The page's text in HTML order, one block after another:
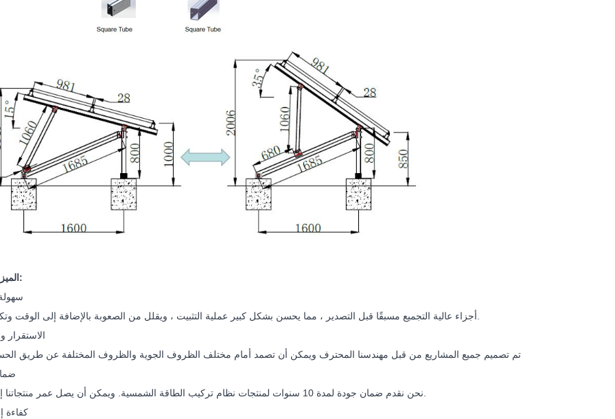
الميزات والمزايا:
●
● الاستقرار
تم تصميم جميع المشاريع من قبل مهندسنا المحترف ويمكن أن تصمد أمام مختلف الظروف الجوية والظروف المختلفة عن طريق
●
● كفاءة